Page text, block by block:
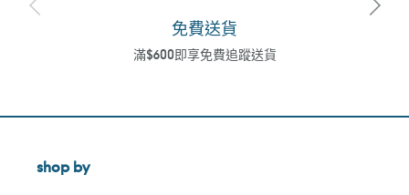
免費送貨
滿$600即享免費追蹤送貨
shop by